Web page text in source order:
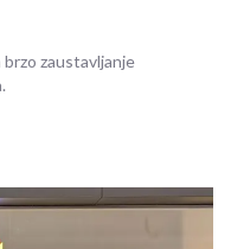
brzo zaustavljanje